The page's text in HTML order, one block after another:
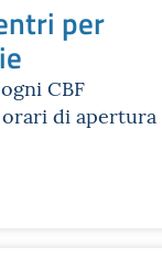
per
CBF
di apertura